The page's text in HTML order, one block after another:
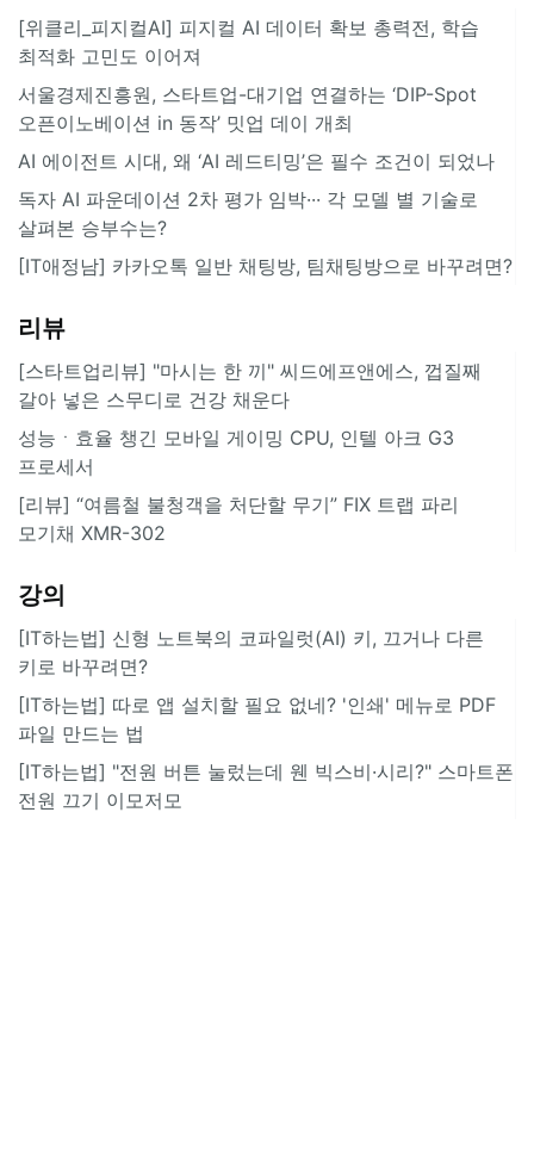
[위클리_피지컬AI] 피지컬 AI 데이터 확보 총력전, 학습
최적화 고민도 이어져
서울경제진흥원, 스타트업-대기업 연결하는 ‘DIP-Spot
오픈이노베이션 in 동작’ 밋업 데이 개최
AI 에이전트 시대, 왜 ‘AI 레드티밍’은 필수 조건이 되었나
독자 AI 파운데이션 2차 평가 임박··· 각 모델 별 기술로
살펴본 승부수는?
[IT애정남] 카카오톡 일반 채팅방, 팀채팅방으로 바꾸려면?
리뷰
[스타트업리뷰] "마시는 한 끼" 씨드에프앤에스, 껍질째
갈아 넣은 스무디로 건강 채운다
성능ㆍ효율 챙긴 모바일 게이밍 CPU, 인텔 아크 G3
프로세서
[리뷰] “여름철 불청객을 처단할 무기” FIX 트랩 파리
모기채 XMR-302
강의
[IT하는법] 신형 노트북의 코파일럿(AI) 키, 끄거나 다른
키로 바꾸려면?
[IT하는법] 따로 앱 설치할 필요 없네? '인쇄' 메뉴로 PDF
파일 만드는 법
[IT하는법] "전원 버튼 눌렀는데 웬 빅스비·시리?" 스마트폰
전원 끄기 이모저모